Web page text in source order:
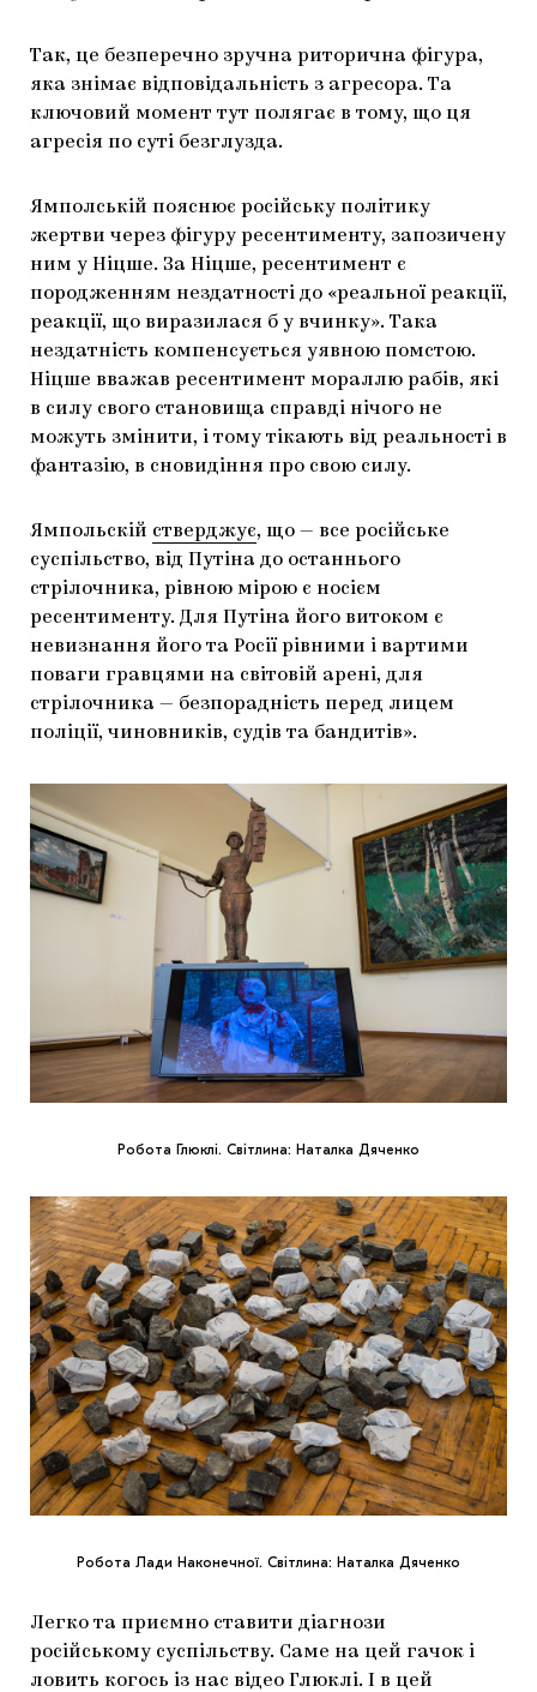
Так, це безперечно зручна риторична фігура,
яка знімає відповідальність з агресора. Та
ключовий момент тут полягає в тому, що ця
агресія по суті безглузда.
Ямполській пояснює російську політику
жертви через фігуру ресентименту, запозичену
ним у Ніцше. За Ніцше, ресентимент є
породженням нездатності до «реальної реакції,
реакції, що виразилася б у вчинку». Така
нездатність компенсується уявною помстою.
Ніцше вважав ресентимент мораллю рабів, які
в силу свого становища справді нічого не
можуть змінити, і тому тікають від реальності в
фантазію, в сновидіння про свою силу.
Ямпольскій стверджує, що — все російське
суспільство, від Путіна до останнього
стрілочника, рівною мірою є носієм
ресентименту. Для Путіна його витоком є
невизнання його та Росії рівними і вартими
поваги гравцями на світовій арені, для
стрілочника — безпорадність перед лицем
поліції, чиновників, судів та бандитів».
Робота Глюклі. Світлина: Наталка Дяченко
Робота Лади Наконечної. Світлина: Наталка Дяченко
Легко та приємно ставити діагнози
російському суспільству. Саме на цей гачок і
ловить когось із нас відео Глюклі. І в цей